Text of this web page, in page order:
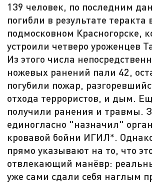
139 человек, по последним
погибли в результате теракта
подмосковном Красногорске,
устроили четверо уроженцев
Из этого числа
ножевых ранений пали 42,
погубили пожар,
отхода террористов, и дым.
получили ранения и травмы.
единогласно "назначил"
кровавой бойни ИГИЛ*.
прямо указывают на то, что
отвлекающий манёвр:
уже сами сдали себя наглым